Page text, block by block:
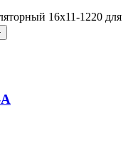
16х11-1220 для
А